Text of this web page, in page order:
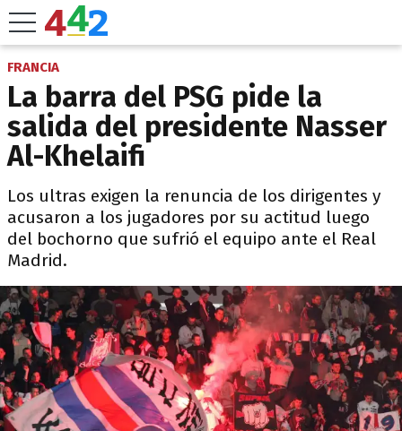
FRANCIA
La barra del PSG pide la
salida del presidente Nasser
Al-Khelaifi
Los ultras exigen la renuncia de los dirigentes y
acusaron a los jugadores por su actitud luego
del bochorno que sufrió el equipo ante el Real
Madrid.